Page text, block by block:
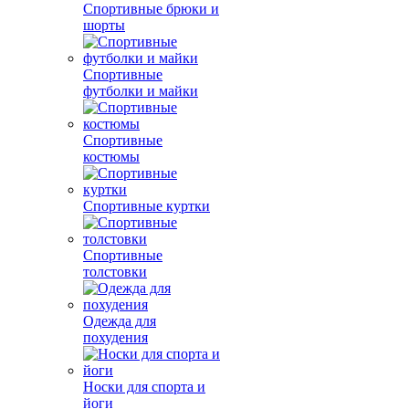
Спортивные брюки и
шорты
Спортивные
футболки и майки
Спортивные
костюмы
Спортивные куртки
Спортивные
толстовки
Одежда для
похудения
Носки для спорта и
йоги